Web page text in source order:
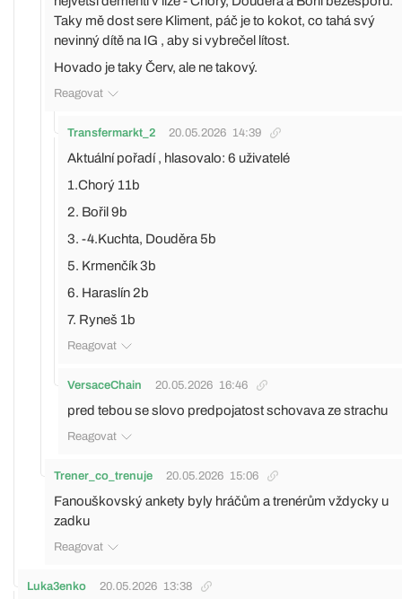
Taky mě dost sere Kliment, páč je to kokot, co tahá svý
nevinný dítě na IG , aby si vybrečel lítost.
Hovado je taky Červ, ale ne takový.
Reagovat
Transfermarkt_2 20.05.2026 14:39
Aktuální pořadí , hlasovalo: 6 uživatelé
1.Chorý 11b
2. Bořil 9b
3. -4.Kuchta, Douděra 5b
5. Krmenčík 3b
6. Haraslín 2b
7. Ryneš 1b
Reagovat
VersaceChain 20.05.2026 16:46
pred tebou se slovo predpojatost schovava ze strachu
Reagovat
Trener_co_trenuje 20.05.2026 15:06
Fanouškovský ankety byly hráčům a trenérům vždycky u
zadku
Reagovat
Luka3enko 20.05.2026 13:38